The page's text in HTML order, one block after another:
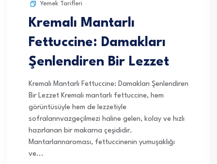
Yemek Tarifleri
Kremalı Mantarlı
Fettuccine: Damakları
Şenlendiren Bir Lezzet
Kremalı Mantarlı Fettuccine: Damakları Şenlendiren
Bir Lezzet Kremalı mantarlı fettuccine, hem
görüntüsüyle hem de lezzetiyle
sofralarınvazgeçilmezi haline gelen, kolay ve hızlı
hazırlanan bir makarna çeşididir.
Mantarlarınaroması, fettuccinenin yumuşaklığı
ve...